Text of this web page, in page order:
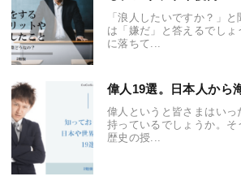
「浪人したいですか？」
は「嫌だ」と答えるでし
に落ちて...
偉人19選。日本人から
偉人というと皆さまはいっ
持っているでしょうか。
歴史の授...